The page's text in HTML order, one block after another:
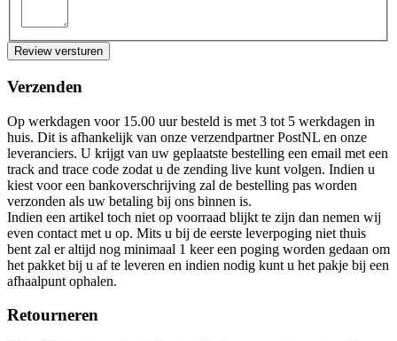
Review versturen
Verzenden
Op werkdagen voor 15.00 uur besteld is met 3 tot 5 werkdagen in
huis. Dit is afhankelijk van onze verzendpartner PostNL en onze
leveranciers. U krijgt van uw geplaatste bestelling een email met een
track and trace code zodat u de zending live kunt volgen. Indien u
kiest voor een bankoverschrijving zal de bestelling pas worden
verzonden als uw betaling bij ons binnen is.
Indien een artikel toch niet op voorraad blijkt te zijn dan nemen wij
even contact met u op. Mits u bij de eerste leverpoging niet thuis
bent zal er altijd nog minimaal 1 keer een poging worden gedaan om
het pakket bij u af te leveren en indien nodig kunt u het pakje bij een
afhaalpunt ophalen.
Retourneren